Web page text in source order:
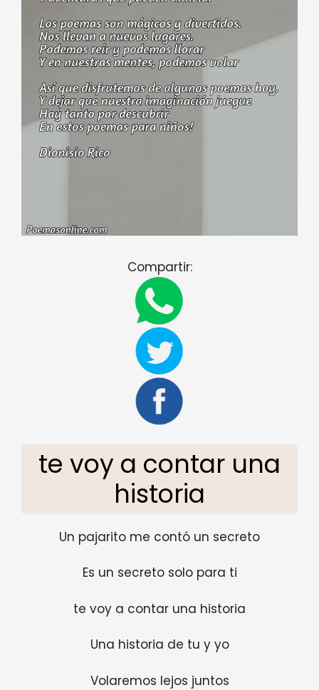
Compartir:
te voy a contar una
historia
Un pajarito me contó un secreto
Es un secreto solo para ti
te voy a contar una historia
Una historia de tu y yo
Volaremos lejos juntos